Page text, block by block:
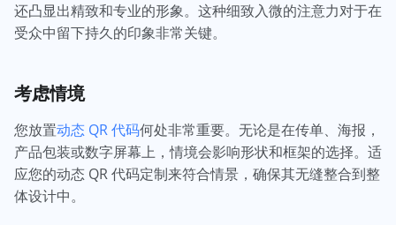
还凸显出精致和专业的形象。这种细致入微的注意力对于在
受众中留下持久的印象非常关键。
考虑情境
您放置动态 QR 代码何处非常重要。无论是在传单、海报，
产品包装或数字屏幕上，情境会影响形状和框架的选择。适
应您的动态 QR 代码定制来符合情景，确保其无缝整合到整
体设计中。